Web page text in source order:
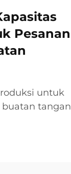
Pesanan
untuk
buatan tangan
yang